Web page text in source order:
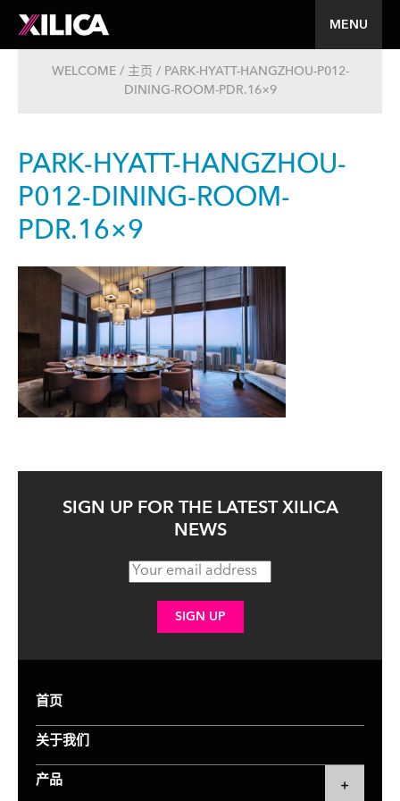
MENU
WELCOME / 主页 / PARK-HYATT-HANGZHOU-P012-
DINING-ROOM-PDR.16×9
PARK-HYATT-HANGZHOU-
P012-DINING-ROOM-
PDR.16×9
SIGN UP FOR THE LATEST XILICA
NEWS
首页
关于我们
产品